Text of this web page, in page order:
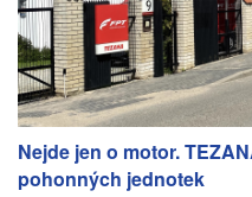
Nejde jen o motor.
pohonných jednotek